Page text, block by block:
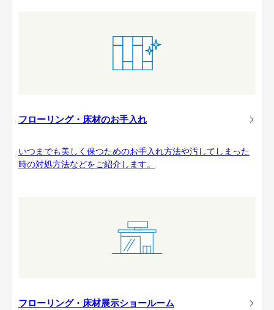
フローリング・床材のお手入れ
いつまでも美しく保つためのお手入れ方法や汚してしまった
時の対処方法などをご紹介します。
フローリング・床材展示ショールーム